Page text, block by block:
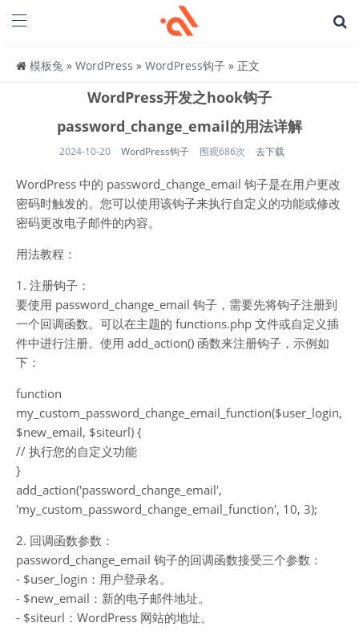
模板兔 » WordPress » WordPress钩子 » 正文
WordPress开发之hook钩子
password_change_email的用法详解
2024-10-20 WordPress钩子 围观686次 去下载
WordPress 中的 password_change_email 钩子是在用户更改
密码时触发的。您可以使用该钩子来执行自定义的功能或修改
密码更改电子邮件的内容。
用法教程：
1. 注册钩子：
要使用 password_change_email 钩子，需要先将钩子注册到
一个回调函数。可以在主题的 functions.php 文件或自定义插
件中进行注册。使用 add_action() 函数来注册钩子，示例如
下：
function
my_custom_password_change_email_function($user_login,
$new_email, $siteurl) {
// 执行您的自定义功能
}
add_action('password_change_email',
'my_custom_password_change_email_function', 10, 3);
2. 回调函数参数：
password_change_email 钩子的回调函数接受三个参数：
- $user_login：用户登录名。
- $new_email：新的电子邮件地址。
- $siteurl：WordPress 网站的地址。